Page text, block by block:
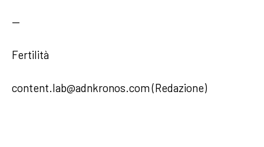
—
Fertilità
content.lab@adnkronos.com (Redazione)